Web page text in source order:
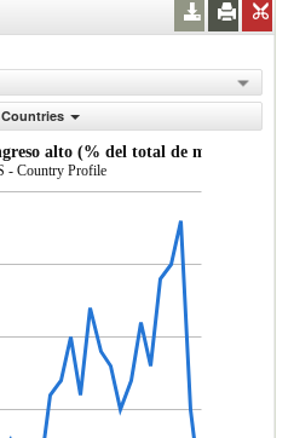
alto (% del total de mercader as
- Country Profile